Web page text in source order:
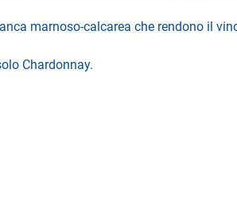
marnoso-calcarea che rendono il
Chardonnay.